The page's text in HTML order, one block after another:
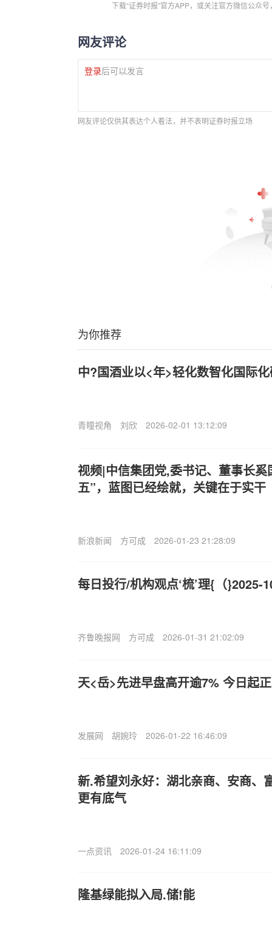
下载“证券时报”官方APP，或关注官方微信公众
网友评论
登录后可以发言
网友评论仅供其表达个人看法，并不表明证券时报立场
为你推荐
中?国酒业以<年>轻化数智化国际
青瞳视角 刘欣 2026-02-01 13:12:09
视频|中信集团党,委书记、董事长奚
五”，蓝图已经绘就，关键在于实干
新浪新闻 方可成 2026-01-23 21:28:09
每日投行/机构观点‘梳’理{（}2025-
齐鲁晚报网 方可成 2026-01-31 21:02:09
天<岳>先进早盘高开逾7% 今日起
发展网 胡婉玲 2026-01-22 16:46:09
新.希望刘永好：湖北亲商、安商、
更有底气
一点资讯 2026-01-24 16:11:09
隆基绿能拟入局.储!能